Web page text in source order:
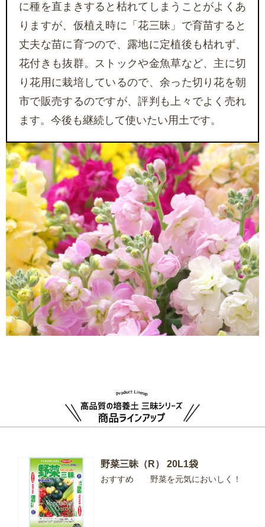
に種を直まきすると枯れてしまうことがよくあ
りますが、仮植え時に「花三昧」で育苗すると
丈夫な苗に育つので、露地に定植後も枯れず、
花付きも抜群。ストックや金魚草など、主に切
り花用に栽培しているので、余った切り花を朝
市で販売するのですが、評判も上々でよく売れ
ます。今後も継続して使いたい用土です。
野菜三昧（R） 20L1袋
おすすめ 野菜を元気においしく！